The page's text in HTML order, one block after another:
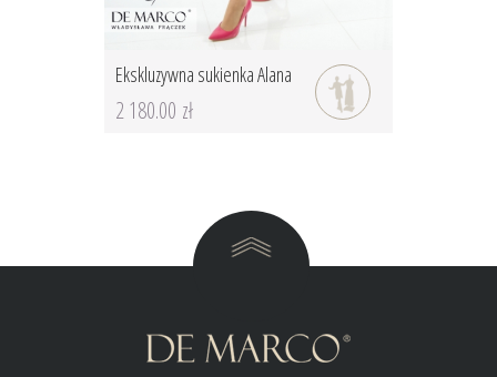
Ekskluzywna sukienka Alana
2 180.00 zł